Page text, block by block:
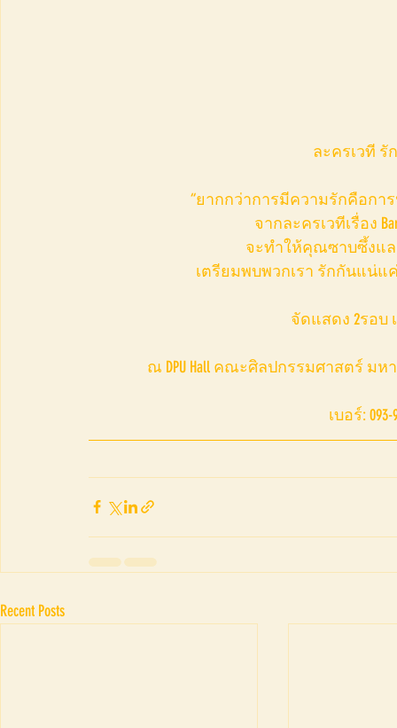
ละครเวที รั
“ยากกว่าการมีความรักคือกา
จากละครเวทีเรื่อง
จะทำให้คุณซาบซึ้งแล
เตรียมพบพวกเรา รักกันแน่แ
จัดแสดง 2รอบ เ
ณ DPU Hall คณะศิลปกรรมศาสตร์
เบอร์:
Recent Posts